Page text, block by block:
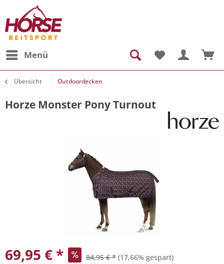
Menü
Übersicht Outdoordecken
Horze Monster Pony Turnout
69,95 € * 84,95 € * (17,66% gespart)